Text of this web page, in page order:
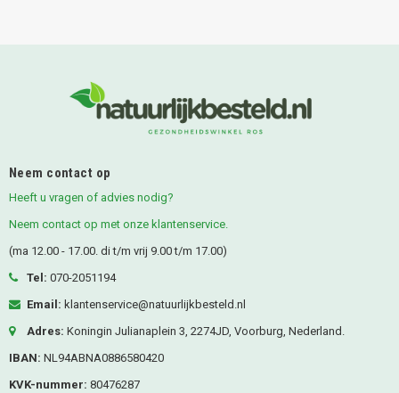
Neem contact op
Heeft u vragen of advies nodig?
Neem contact op met onze klantenservice.
(ma 12.00 - 17.00. di t/m vrij 9.00 t/m 17.00)
Tel: 070-2051194
Email: klantenservice@natuurlijkbesteld.nl
Adres: Koningin Julianaplein 3, 2274JD, Voorburg, Nederland.
IBAN: NL94ABNA0886580420
KVK-nummer: 80476287